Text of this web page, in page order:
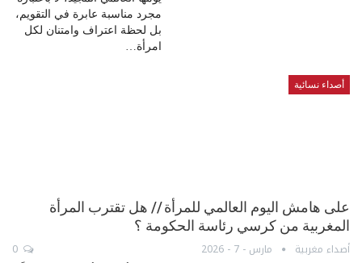
مجرد مناسبة عابرة في التقويم،
بل لحظة اعتراف وامتنان لكل
امرأة…
أصداء نسائية
على هامش اليوم العالمي للمرأة // هل تقترب المرأة
المغربية من كرسي رئاسة الحكومة ؟
أصداء مغربية مارس - 7 - 2026